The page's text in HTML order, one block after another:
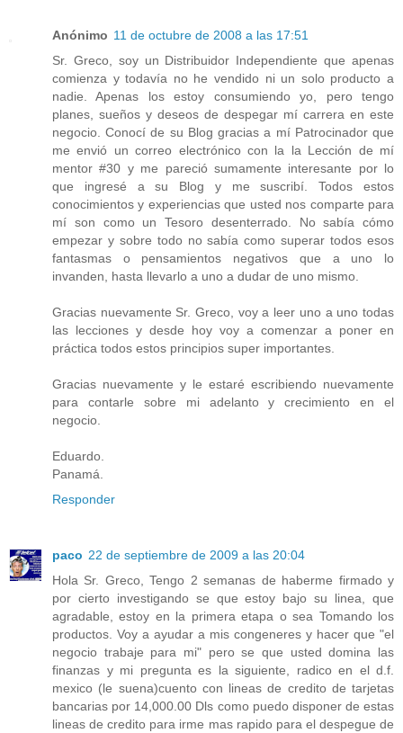
Anónimo 11 de octubre de 2008 a las 17:51
Sr. Greco, soy un Distribuidor Independiente que apenas
comienza y todavía no he vendido ni un solo producto a
nadie. Apenas los estoy consumiendo yo, pero tengo
planes, sueños y deseos de despegar mí carrera en este
negocio. Conocí de su Blog gracias a mí Patrocinador que
me envió un correo electrónico con la la Lección de mí
mentor #30 y me pareció sumamente interesante por lo
que ingresé a su Blog y me suscribí. Todos estos
conocimientos y experiencias que usted nos comparte para
mí son como un Tesoro desenterrado. No sabía cómo
empezar y sobre todo no sabía como superar todos esos
fantasmas o pensamientos negativos que a uno lo
invanden, hasta llevarlo a uno a dudar de uno mismo.
Gracias nuevamente Sr. Greco, voy a leer uno a uno todas
las lecciones y desde hoy voy a comenzar a poner en
práctica todos estos principios super importantes.
Gracias nuevamente y le estaré escribiendo nuevamente
para contarle sobre mi adelanto y crecimiento en el
negocio.
Eduardo.
Panamá.
Responder
paco 22 de septiembre de 2009 a las 20:04
Hola Sr. Greco, Tengo 2 semanas de haberme firmado y
por cierto investigando se que estoy bajo su linea, que
agradable, estoy en la primera etapa o sea Tomando los
productos. Voy a ayudar a mis congeneres y hacer que "el
negocio trabaje para mi" pero se que usted domina las
finanzas y mi pregunta es la siguiente, radico en el d.f.
mexico (le suena)cuento con lineas de credito de tarjetas
bancarias por 14,000.00 Dls como puedo disponer de estas
lineas de credito para irme mas rapido para el despegue de